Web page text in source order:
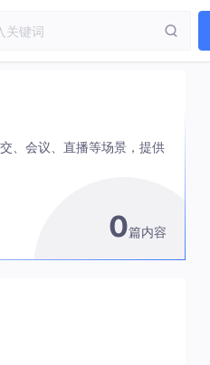
、会议、直播等场景，提供
0篇内容